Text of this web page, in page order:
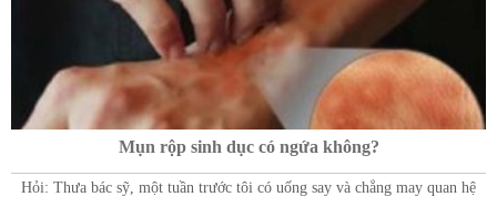
Mụn rộp sinh dục có ngứa không?
Hỏi: Thưa bác sỹ, một tuần trước tôi có uống say và chẳng may quan hệ